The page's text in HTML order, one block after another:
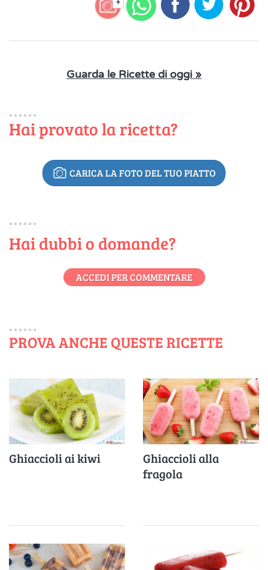
+
Guarda le Ricette di oggi »
Hai provato la ricetta?
CARICA LA FOTO DEL TUO PIATTO
Hai dubbi o domande?
ACCEDI PER COMMENTARE
PROVA ANCHE QUESTE RICETTE
Ghiaccioli ai kiwi
Ghiaccioli alla
fragola